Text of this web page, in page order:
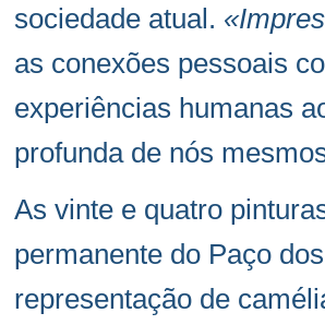
sociedade atual.
as conexões pessoais
experiências humanas
profunda de nós
As vinte e quatro
permanente do Paço
representação de